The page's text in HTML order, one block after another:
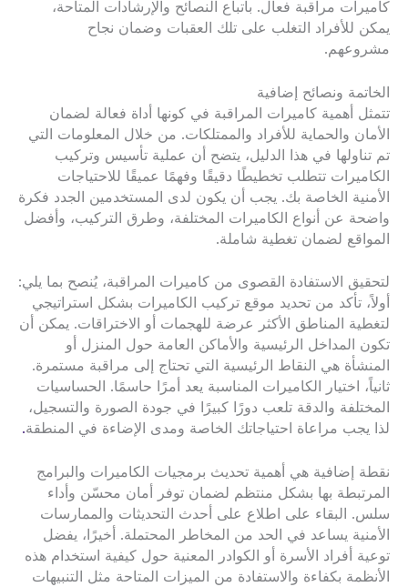
كاميرات مراقبة فعال. باتباع النصائح والإرشادات المتاحة،
يمكن للأفراد التغلب على تلك العقبات وضمان نجاح
مشروعهم.
الخاتمة ونصائح إضافية
تتمثل أهمية كاميرات المراقبة في كونها أداة فعالة لضمان
الأمان والحماية للأفراد والممتلكات. من خلال المعلومات التي
تم تناولها في هذا الدليل، يتضح أن عملية تأسيس وتركيب
الكاميرات تتطلب تخطيطًا دقيقًا وفهمًا عميقًا للاحتياجات
الأمنية الخاصة بك. يجب أن يكون لدى المستخدمين الجدد فكرة
واضحة عن أنواع الكاميرات المختلفة، وطرق التركيب، وأفضل
المواقع لضمان تغطية شاملة.
لتحقيق الاستفادة القصوى من كاميرات المراقبة، يُنصح بما يلي:
أولاً، تأكد من تحديد موقع تركيب الكاميرات بشكل استراتيجي
لتغطية المناطق الأكثر عرضة للهجمات أو الاختراقات. يمكن أن
تكون المداخل الرئيسية والأماكن العامة حول المنزل أو
المنشأة هي النقاط الرئيسية التي تحتاج إلى مراقبة مستمرة.
ثانياً، اختيار الكاميرات المناسبة يعد أمرًا حاسمًا. الحساسيات
المختلفة والدقة تلعب دورًا كبيرًا في جودة الصورة والتسجيل،
لذا يجب مراعاة احتياجاتك الخاصة ومدى الإضاءة في المنطقة.
نقطة إضافية هي أهمية تحديث برمجيات الكاميرات والبرامج
المرتبطة بها بشكل منتظم لضمان توفر أمان محسّن وأداء
سلس. البقاء على اطلاع على أحدث التحديثات والممارسات
الأمنية يساعد في الحد من المخاطر المحتملة. أخيرًا، يفضل
توعية أفراد الأسرة أو الكوادر المعنية حول كيفية استخدام هذه
الأنظمة بكفاءة والاستفادة من الميزات المتاحة مثل التنبيهات